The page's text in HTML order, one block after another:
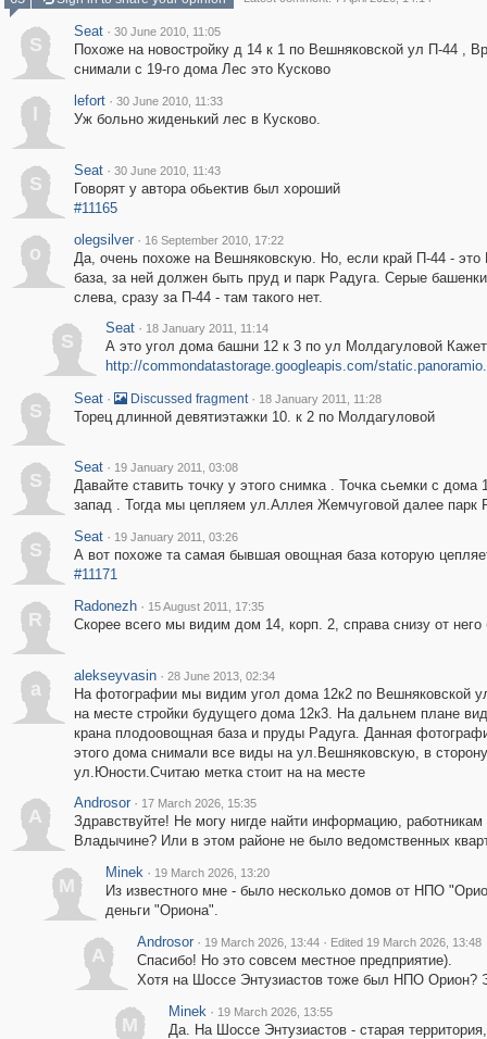
S
Seat · 30 June 2010, 11:05
Похоже на новостройку д 14 к 1 по Вешняковской ул П-44 ,
снимали с 19-го дома Лес это Кусково
lefort · 30 June 2010, 11:33
Уж больно жиденький лес в Кусково.
S
Seat · 30 June 2010, 11:43
Говорят у автора обьектив был хороший
#11165
o
olegsilver · 16 September 2010, 17:22
Да, очень похоже на Вешняковскую. Но, если край П-44 -
база, за ней должен быть пруд и парк Радуга. Серые
слева, сразу за П-44 - там такого нет.
S
Seat · 18 January 2011, 11:14
А это угол дома башни 12 к 3 по ул Молдагуловой
http://commondatastorage.googleapis.com/
S
Seat · Discussed fragment · 18 January 2011, 11:28
Торец длинной девятиэтажки 10. к 2 по Молдагуловой
S
Seat · 19 January 2011, 03:08
Давайте ставить точку у этого снимка . Точка сьемки с
запад . Тогда мы цепляем ул.Аллея Жемчуговой далее парк
S
Seat · 19 January 2011, 03:26
А вот похоже та самая бывшая овощная база которую
#11171
R
Radonezh · 15 August 2011, 17:35
Скорее всего мы видим дом 14, корп. 2, справа снизу от
a
alekseyvasin · 28 June 2013, 02:34
На фотографии мы видим угол дома 12к2 по Вешняковской
на месте стройки будущего дома 12к3. На дальнем плане
крана плодоовощная база и пруды Радуга. Данная
этого дома снимали все виды на ул.Вешняковскую, в
ул.Юности.Считаю метка стоит на на месте
A
Androsor · 17 March 2026, 15:35
Здравствуйте! Не могу нигде найти информацию,
Владычине? Или в этом районе не было ведомственных
M
Minek · 19 March 2026, 13:20
Из известного мне - было несколько домов от НПО
деньги "Ориона".
A
Androsor · 19 March 2026, 13:44 · Edited 19 March 2026, 13:48
Спасибо! Но это совсем местное предприятие).
Хотя на Шоссе Энтузиастов тоже был НПО Орион?
M
Minek · 19 March 2026, 13:55
Да. На Шоссе Энтузиастов - старая